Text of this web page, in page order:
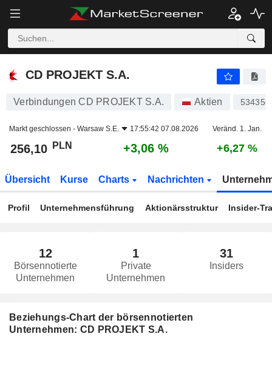
CD PROJEKT S.A.
CD PROJEKT S.A.
Verbindungen CD PROJEKT S.A. Aktien 534356
Markt geschlossen - Warsaw S.E. 17:55:42 07.08.2026 Veränd. 1. Jan.
256,10 PLN +3,06 % +6,27 %
Übersicht Kurse Charts Nachrichten
Profil Unternehmensführung Aktionärsstruktur Insider-
12
Börsennotierte
Unternehmen
1
Private
Unternehmen
31
Insiders
Beziehungs-Chart der börsennotierten
Unternehmen: CD PROJEKT S.A.